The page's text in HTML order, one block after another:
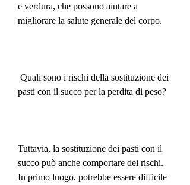
e verdura, che possono aiutare a
migliorare la salute generale del corpo.
pasti con il succo per la perdita di peso?
Tuttavia, la sostituzione dei pasti con il
succo può anche comportare dei rischi.
In primo luogo, potrebbe essere difficile